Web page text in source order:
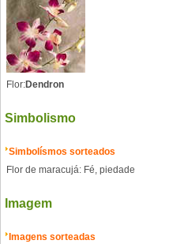
Flor:Dendron
Simbolismo
Simbolísmos sorteados
Flor de maracujá: Fé, piedade
Imagem
Imagens sorteadas